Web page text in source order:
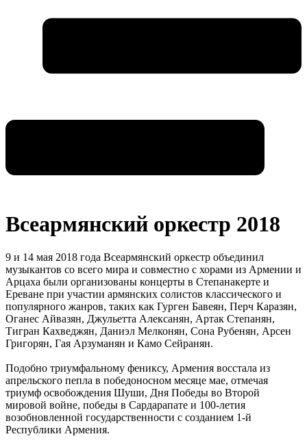
Всеармянский оркестр 2018
9 и 14 мая 2018 года Всеармянский оркестр объединил
музыкантов со всего мира и совместно с хорами из Армении и
Арцаха были организованы концерты в Степанакерте и
Ереване при участии армянских солистов классического и
популярного жанров, таких как Гурген Бавеян, Перч Каразян,
Оганес Айвазян, Джульетта Алексанян, Артак Степанян,
Тигран Кахведжян, Даниэл Мелконян, Сона Рубенян, Арсен
Григорян, Гая Арзуманян и Камо Сейранян.
Подобно триумфальному фениксу, Армения восстала из
апрельского пепла в победоносном месяце мае, отмечая
триумф освобождения Шуши, Дня Победы во Второй
мировой войне, победы в Сардарапате и 100-летия
возобновленной государственности с созданием 1-й
Республики Армения.